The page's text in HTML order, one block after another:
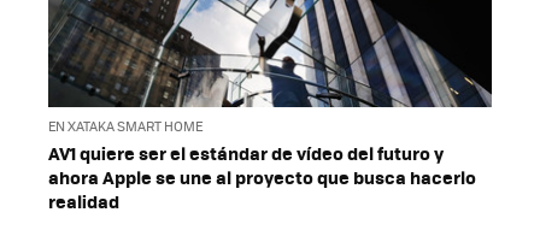
EN XATAKA SMART HOME
AV1 quiere ser el estándar de vídeo del futuro y
ahora Apple se une al proyecto que busca hacerlo
realidad